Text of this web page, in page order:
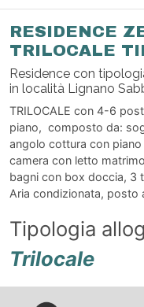
RESIDENCE
TRILOCALE
Residence con
in località Lignano
TRILOCALE con 4-6
piano, composto da:
angolo cottura con piano
camera con letto
bagni con box doccia, 3
Aria condizionata, posto
Tipologia
Trilocale